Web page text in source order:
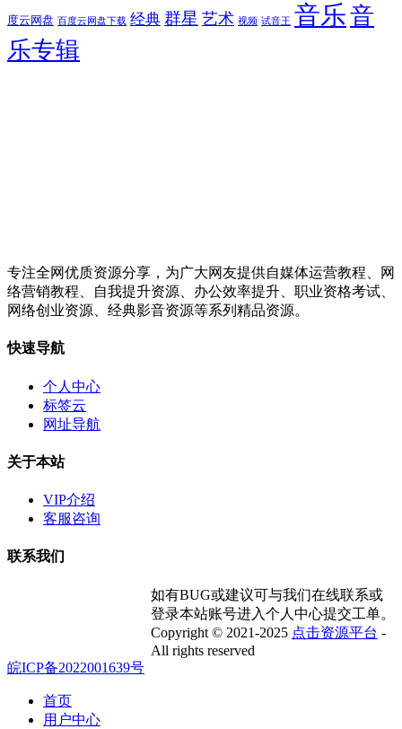
度云网盘 百度云网盘下载 经典 群星 艺术 视频 试音王 音乐音
乐专辑
专注全网优质资源分享，为广大网友提供自媒体运营教程、网
络营销教程、自我提升资源、办公效率提升、职业资格考试、
网络创业资源、经典影音资源等系列精品资源。
快速导航
个人中心
标签云
网址导航
关于本站
VIP介绍
客服咨询
联系我们
如有BUG或建议可与我们在线联系或
登录本站账号进入个人中心提交工单。
Copyright © 2021-2025 点击资源平台 -
All rights reserved
皖ICP备2022001639号
首页
用户中心